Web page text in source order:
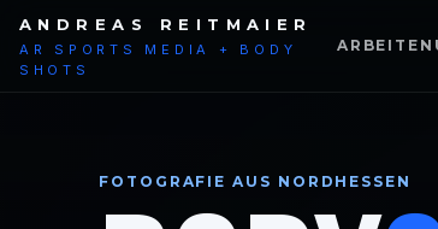
ANDREAS REITMAIER
AR SPORTS MEDIA + BODY
SHOTS
ARBEITEN
FOTOGRAFIE AUS NORDHESSEN